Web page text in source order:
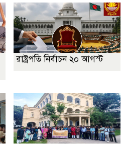
রাষ্ট্রপতি নির্বাচন ২০ আগস্ট